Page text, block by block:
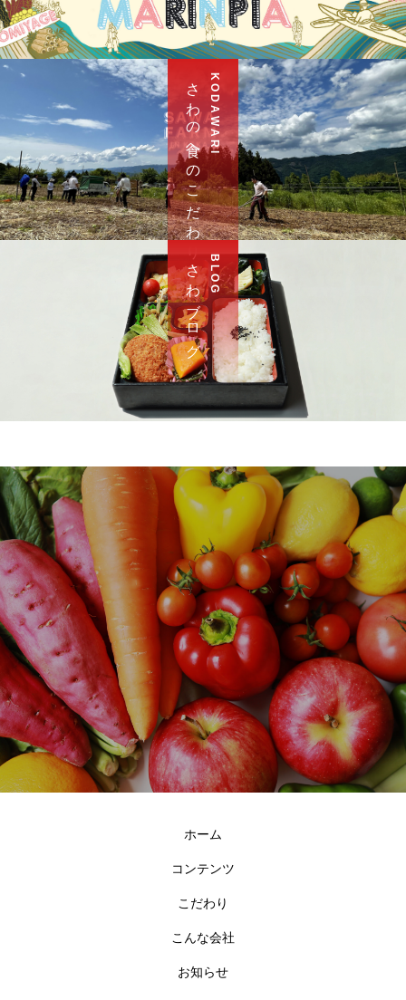
K O D A W A R I
さ わ の 食 へ の こ だ わ り
B L O G
さ わ ブ ロ グ
ホーム
コンテンツ
こだわり
こんな会社
お知らせ